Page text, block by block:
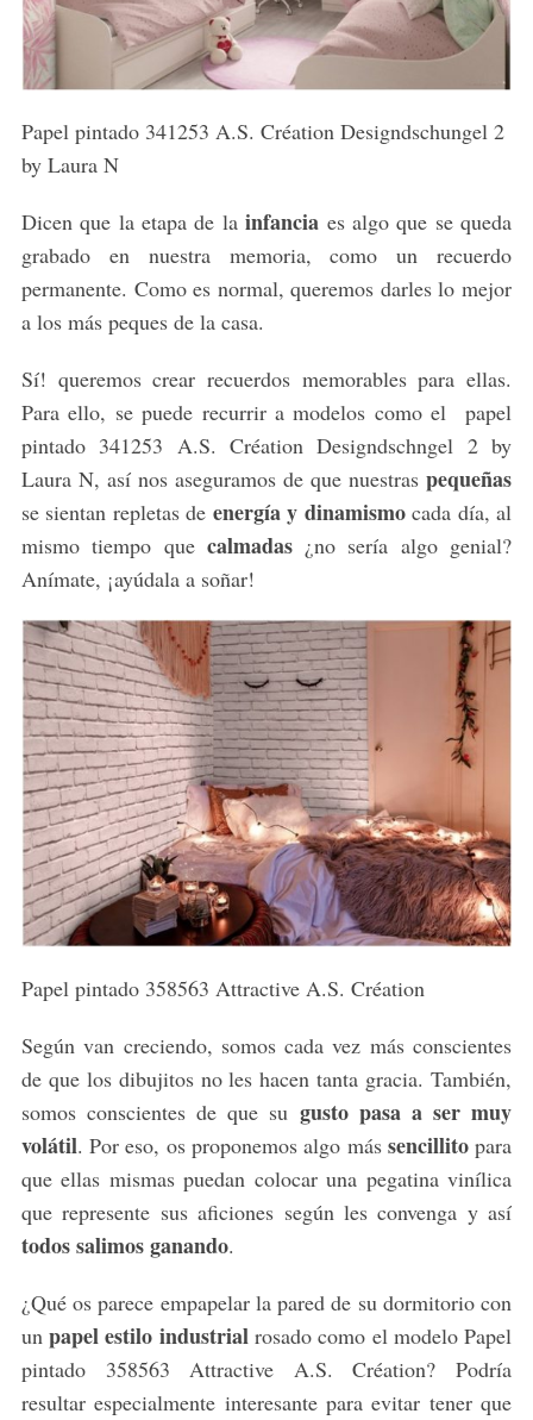
Papel pintado 341253 A.S. Création Designdschungel 2
by Laura N
Dicen que la etapa de lainfancia es algo que se queda
grabado en nuestra memoria, como un recuerdo
permanente. Como es normal, queremos darles lo mejor
a los más peques de la casa.
Sí! queremos crear recuerdos memorables para ellas.
Para ello, se puede recurrir a modelos como el papel
pintado 341253 A.S. Création Designdschngel 2 by
Laura N, así nos aseguramos de que nuestraspequeñas
se sientan repletas de energía y dinamismocada día, al
mismo tiempo que calmadas¿no sería algo genial?
Anímate, ¡ayúdala a soñar!
Papel pintado 358563 Attractive A.S. Création
Según van creciendo, somos cada vez más conscientes
de que los dibujitos no les hacen tanta gracia. También,
somos conscientes de que su gusto pasa a ser muy
volátil. Por eso, os proponemos algo más sencillitopara
que ellas mismas puedan colocar una pegatina vinílica
que represente sus aficiones según les convenga y así
todos salimos ganando.
¿Qué os parece empapelar la pared de su dormitorio con
unpapel estilo industrialrosado como el modelo Papel
pintado 358563 Attractive A.S. Création? Podría
resultar especialmente interesante para evitar tener que